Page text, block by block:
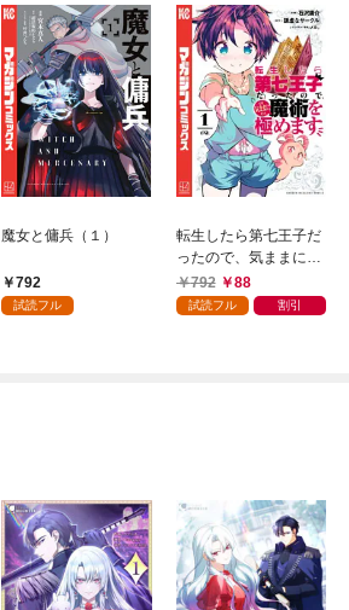
魔女と傭兵（１）
792
試読フル
転生したら第七王子だ
ったので、気ままに魔
術を極めます（１）
792 88
試読フル 割引